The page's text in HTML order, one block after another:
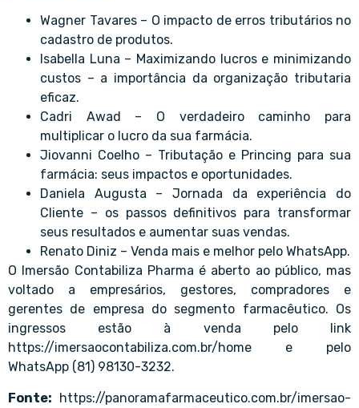
Wagner Tavares – O impacto de erros tributários no
cadastro de produtos.
Isabella Luna – Maximizando lucros e minimizando
custos – a importância da organização tributaria
eficaz.
Cadri Awad – O verdadeiro caminho para
multiplicar o lucro da sua farmácia.
Jiovanni Coelho – Tributação e Princing para sua
farmácia: seus impactos e oportunidades.
Daniela Augusta – Jornada da experiência do
Cliente – os passos definitivos para transformar
seus resultados e aumentar suas vendas.
Renato Diniz – Venda mais e melhor pelo WhatsApp.
O Imersão Contabiliza Pharma é aberto ao público, mas
voltado a empresários, gestores, compradores e
gerentes de empresa do segmento farmacêutico. Os
ingressos estão à venda pelo link
https://imersaocontabiliza.com.br/home e pelo
WhatsApp (81) 98130-3232.
Fonte: https://panoramafarmaceutico.com.br/imersao-